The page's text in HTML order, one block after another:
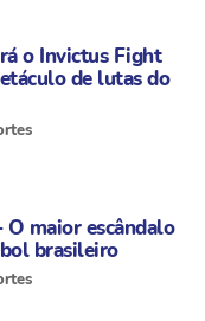
o Invictus Fight
de lutas do
maior escândalo
brasileiro